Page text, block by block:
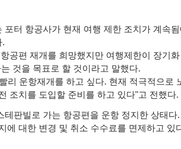
포터 항공사가 현재 여행 제한 조치가 계속
.
공편 재개를 희망했지만 여행제한이 장기
것을 목표로 할 것이라고 말했다.
리 운항재개를 하고 싶다. 현재 적극적으로
조치를 도입할 준비를 하고 있다"고 전했다.
테판빌로 가는 항공편을 운항 정지한 상태다.
에 대한 변경 및 취소 수수료를 면제하고 있